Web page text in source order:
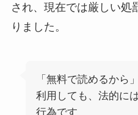
され、現在では厳しい処
りました。
「無料で読めるから
利用しても、法的に
行為です